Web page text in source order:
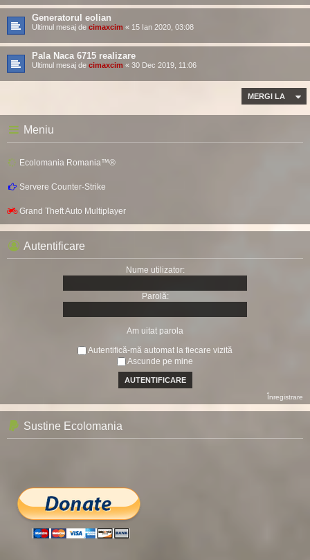
Generatorul eolian
Ultimul mesaj de cimaxcim « 15 Ian 2020, 03:08
Pala Naca 6715 realizare
Ultimul mesaj de cimaxcim « 30 Dec 2019, 11:06
MERGI LA
Meniu
Ecolomania Romania™®
Servere Counter-Strike
Grand Theft Auto Multiplayer
Autentificare
Nume utilizator:
Parolă:
Am uitat parola
Autentifică-mă automat la fiecare vizită
Ascunde pe mine
Înregistrare
Sustine Ecolomania